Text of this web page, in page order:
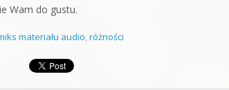
Wam do gustu.
materiału audio, różności